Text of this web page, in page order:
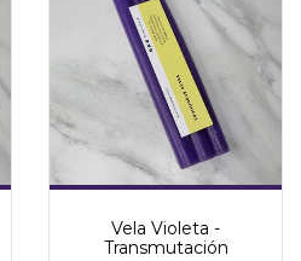
Vela Violeta -
Transmutación